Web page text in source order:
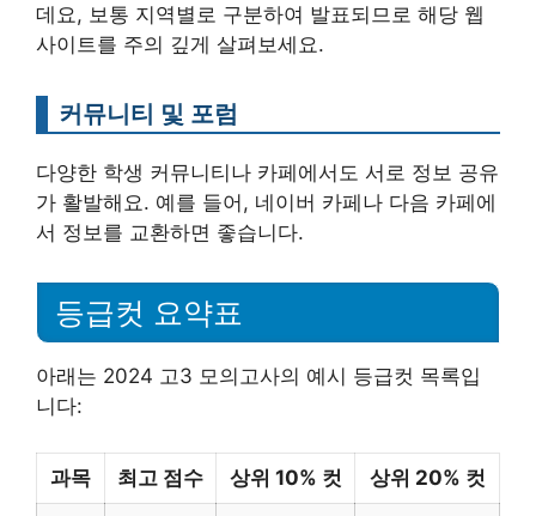
데요, 보통 지역별로 구분하여 발표되므로 해당 웹
사이트를 주의 깊게 살펴보세요.
커뮤니티 및 포럼
다양한 학생 커뮤니티나 카페에서도 서로 정보 공유
가 활발해요. 예를 들어, 네이버 카페나 다음 카페에
서 정보를 교환하면 좋습니다.
등급컷 요약표
아래는 2024 고3 모의고사의 예시 등급컷 목록입
니다:
과목 최고 점수 상위 10% 컷 상위 20% 컷